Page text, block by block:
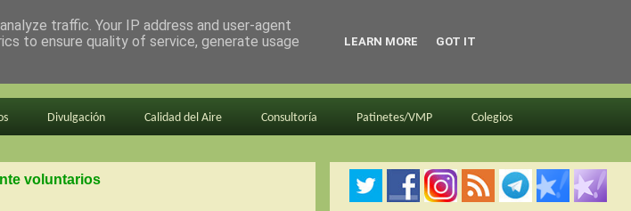
Divulgación Calidad del Aire Consultoría Patinetes/VMP Colegios
voluntarios
traffic. Your IP address and user-agent
to ensure quality of service, generate usage
LEARN MORE GOT IT